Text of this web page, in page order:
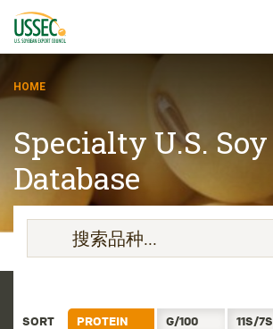
品种
供应商
资源
HOME
Specialty U.S. Soy
Database
SORT PROTEIN G/100 11S/7S